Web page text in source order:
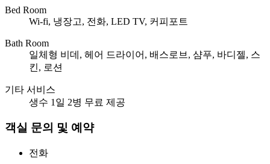
Bed Room
Wi-fi, 냉장고, 전화, LED TV, 커피포트
Bath Room
일체형 비데, 헤어 드라이어, 배스로브, 샴푸, 바디젤, 스
킨, 로션
기타 서비스
생수 1일 2병 무료 제공
객실 문의 및 예약
전화